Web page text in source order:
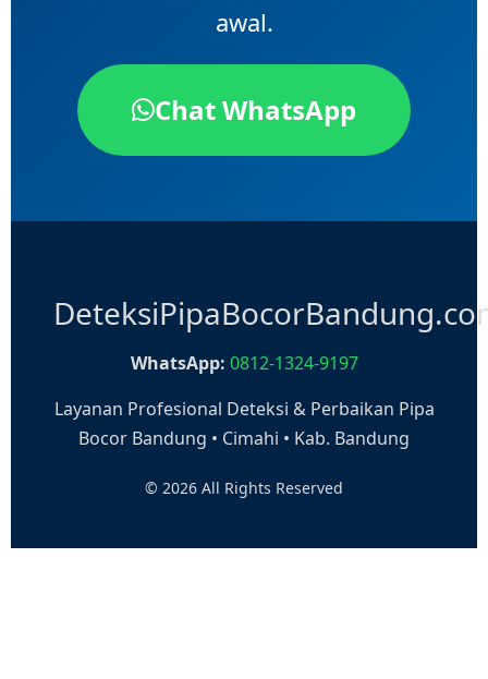
awal.
Chat WhatsApp
WhatsApp: 0812-1324-9197
Layanan Profesional Deteksi & Perbaikan Pipa
Bocor Bandung • Cimahi • Kab. Bandung
© 2026 All Rights Reserved